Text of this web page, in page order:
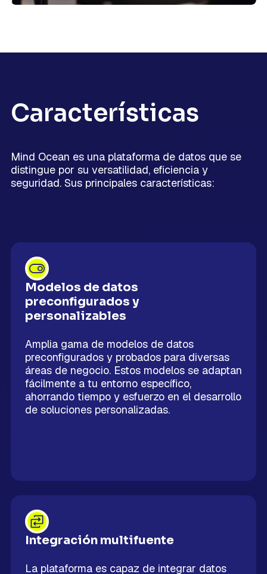
Características
Mind Ocean es una plataforma de datos que se
distingue por su versatilidad, eficiencia y
seguridad. Sus principales características:
Modelos de datos
preconfigurados y
personalizables
Amplia gama de modelos de datos
preconfigurados y probados para diversas
áreas de negocio. Estos modelos se adaptan
fácilmente a tu entorno específico,
ahorrando tiempo y esfuerzo en el desarrollo
de soluciones personalizadas.
Integración multifuente
La plataforma es capaz de integrar datos